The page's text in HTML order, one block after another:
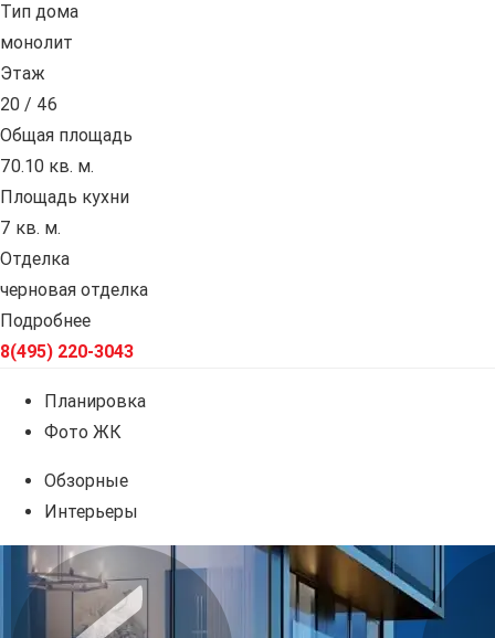
Тип дома
монолит
Этаж
20 / 46
Общая площадь
70.10 кв. м.
Площадь кухни
7 кв. м.
Отделка
черновая отделка
Подробнее
8(495) 220-3043
Планировка
Фото ЖК
Обзорные
Интерьеры